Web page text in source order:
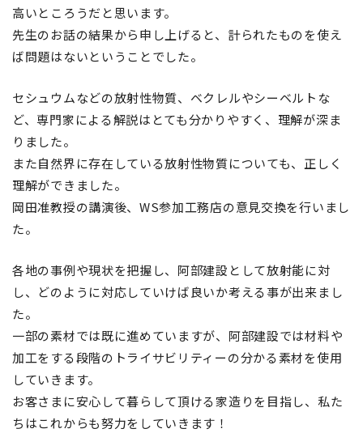
高いところうだと思います。
先生のお話の結果から申し上げると、計られたものを使え
ば問題はないということでした。
セシュウムなどの放射性物質、ベクレルやシーベルトな
ど、専門家による解説はとても分かりやすく、理解が深ま
りました。
また自然界に存在している放射性物質についても、正しく
理解ができました。
岡田准教授の講演後、WS参加工務店の意見交換を行いまし
た。
各地の事例や現状を把握し、阿部建設として放射能に対
し、どのように対応していけば良いか考える事が出来まし
た。
一部の素材では既に進めていますが、阿部建設では材料や
加工をする段階のトライサビリティーの分かる素材を使用
していきます。
お客さまに安心して暮らして頂ける家造りを目指し、私た
ちはこれからも努力をしていきます！